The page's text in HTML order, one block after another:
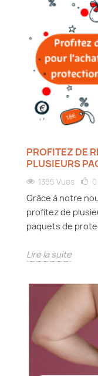
PROFITEZ DE
PLUSIEURS
1355 Vues 0
Grâce à notre
profitez de
paquets de
Lire la suite